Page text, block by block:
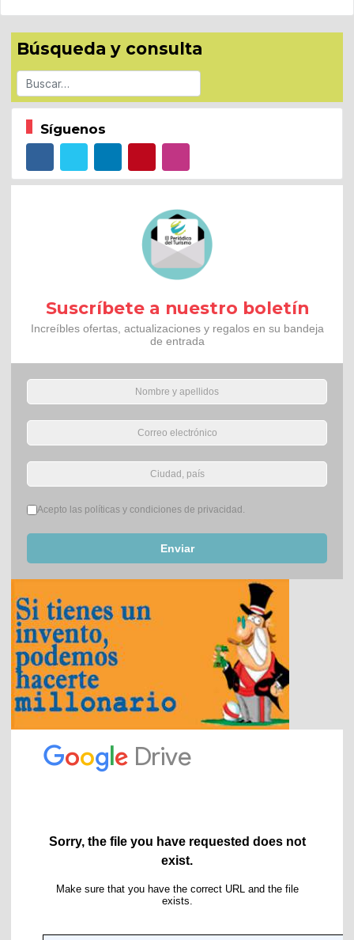
Búsqueda y consulta
Buscar
Síguenos
Suscríbete a nuestro boletín
Increíbles ofertas, actualizaciones y regalos en su bandeja
de entrada
Términos del servicio*
Acepto las políticas y condiciones de privacidad.
Enviar